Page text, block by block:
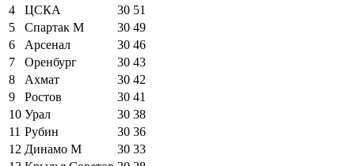
4
ЦСКА 30 51
5
Спартак М 30 49
6
Арсенал 30 46
7
Оренбург 30 43
8
Ахмат 30 42
9
Ростов 30 41
10 Урал 30 38
11 Рубин 30 36
12 Динамо М 30 33